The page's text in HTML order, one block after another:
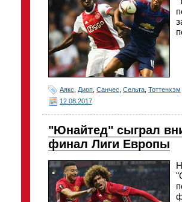
Аякс Диоп Санчес Сельта Тоттенхэм
12.08.2017
"Юнайтед" сыграл
финал Лиги Европы